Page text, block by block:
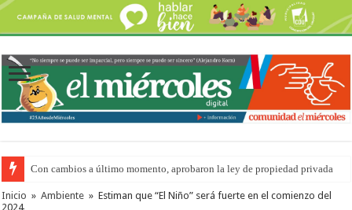
Con cambios a último momento, aprobaron la ley de propiedad privada
Inicio » Ambiente » Estiman que “El Niño” será fuerte en el comienzo del
2024